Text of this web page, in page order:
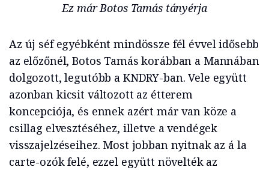
Ez már Botos Tamás tányérja
Az új séf egyébként mindössze fél évvel idősebb
az előzőnél, Botos Tamás korábban a Mannában
dolgozott, legutóbb a KNDRY-ban. Vele együtt
azonban kicsit változott az étterem
koncepciója, és ennek azért már van köze a
csillag elvesztéséhez, illetve a vendégek
visszajelzéseihez. Most jobban nyitnak az á la
carte-ozók felé, ezzel együtt növelték az